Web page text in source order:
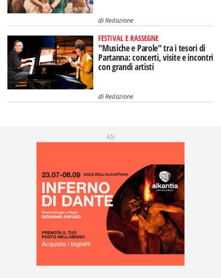
diRedazione
FESTIVAL E RASSEGNE
"Musiche e Parole" tra i tesori di
Partanna: concerti, visite e incontri
con grandi artisti
diRedazione
Adv